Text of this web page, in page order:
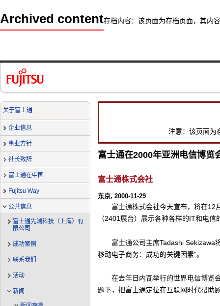
Archived content存档内容：该页面为存档页面，其内
关于富士通
企业信息
事业方针
社长致辞
富士通在中国
Fujitsu Way
公共信息
富士通先端科技（上海）有
限公司
成功案例
联系我们
活动
新闻
注意：该页面为
富士通在2000年亚洲电信博览
富士通株式会社
东京, 2000-11-29
富士通株式会社今天宣布，将在12
（2401展台）展示各种各样的IT和电信
富士通公司主席Tadashi Sekizawa
移动电子商务：成功的关键因素”。
在去年日内瓦举行的世界电信博览
题下，把富士通定位在互联网时代帮助